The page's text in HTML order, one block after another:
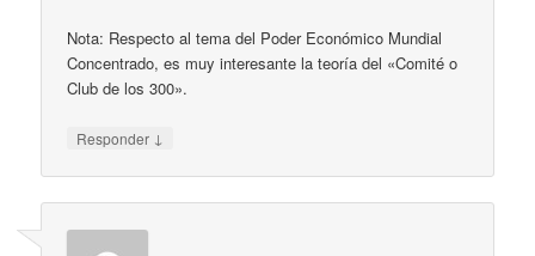
Nota: Respecto al tema del Poder Económico Mundial
Concentrado, es muy interesante la teoría del «Comité o
Club de los 300».
Responder ↓